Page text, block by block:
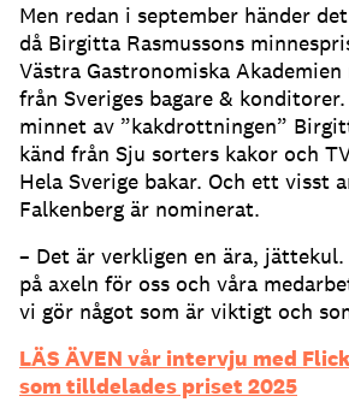
Men redan i september händer
då Birgitta Rasmussons
Västra Gastronomiska
från Sveriges bagare &
minnet av ”kakdrottningen”
känd från Sju sorters kakor och
Hela Sverige bakar. Och ett visst
Falkenberg är nominerat.
– Det är verkligen en ära,
på axeln för oss och våra
vi gör något som är viktigt och
LÄS ÄVEN vår intervju med
som tilldelades priset 2025